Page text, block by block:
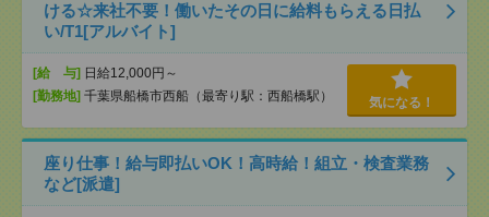
ける☆来社不要！働いたその日に給料もらえる日払
い/T1[アルバイト]
[給 与] 日給12,000円～
[勤務地] 千葉県船橋市西船（最寄り駅：西船橋駅） 気になる！
座り仕事！給与即払いOK！高時給！組立・検査業務
など[派遣]